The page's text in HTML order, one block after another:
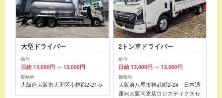
大型ドライバー
給与
日給 13,000円 ～ 13,000円
勤務地
大阪府大阪市大正区小林西2-21-5
2トン車ドライバー
給与
日給 13,000円 ～ 13,000円
勤務地
大阪府八尾市神武町2-24 日本通
運㈱大阪南支店ロジスティクスセ